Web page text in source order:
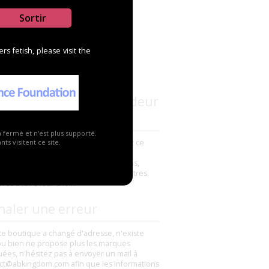
Sortir
fetish, please visit the
fermé et n'est plus supporté.
visitent ce site.
connaissez ce revendeur
déjà commandé un produit chez ce
pour partager vos impressions,
ou mauvaises, elles aideront les autres
à faire leur choix.
boutique a changé d'adresse, n'existe
bien ne propose plus les marques
n'hésitez pas à envoyer un mail à
afin que les informations